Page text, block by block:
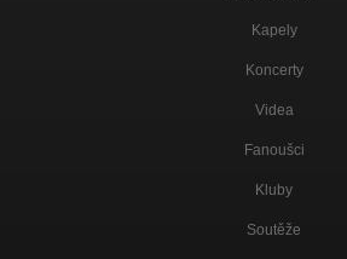
Kapely
Koncerty
Videa
Fanoušci
Kluby
Soutěže